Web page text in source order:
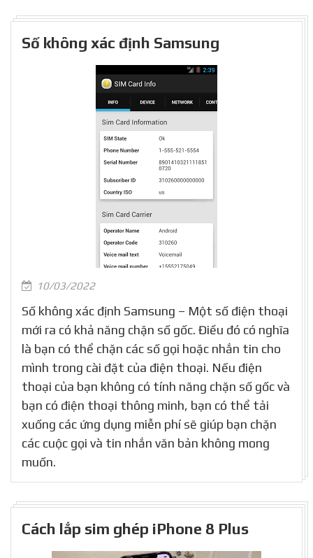
Số không xác định Samsung
10/03/2022
Số không xác định Samsung – Một số điện thoại
mới ra có khả năng chặn số gốc. Điều đó có nghĩa
là bạn có thể chặn các số gọi hoặc nhắn tin cho
mình trong cài đặt của điện thoại. Nếu điện
thoại của bạn không có tính năng chặn số gốc và
bạn có điện thoại thông minh, bạn có thể tải
xuống các ứng dụng miễn phí sẽ giúp bạn chặn
các cuộc gọi và tin nhắn văn bản không mong
muốn.
Cách lắp sim ghép iPhone 8 Plus